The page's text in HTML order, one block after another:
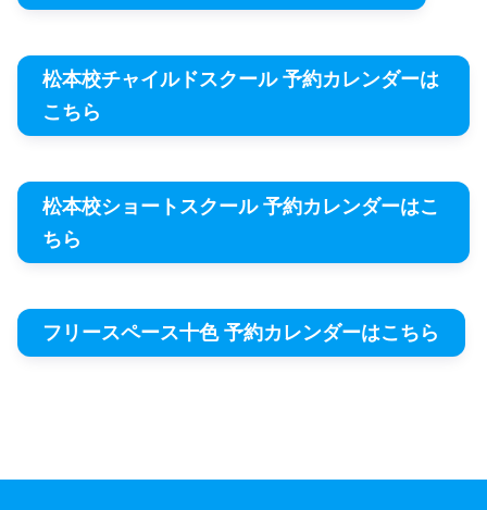
松本校チャイルドスクール 予約カレンダーは
こちら
松本校ショートスクール 予約カレンダーはこ
ちら
フリースペース十色 予約カレンダーはこちら